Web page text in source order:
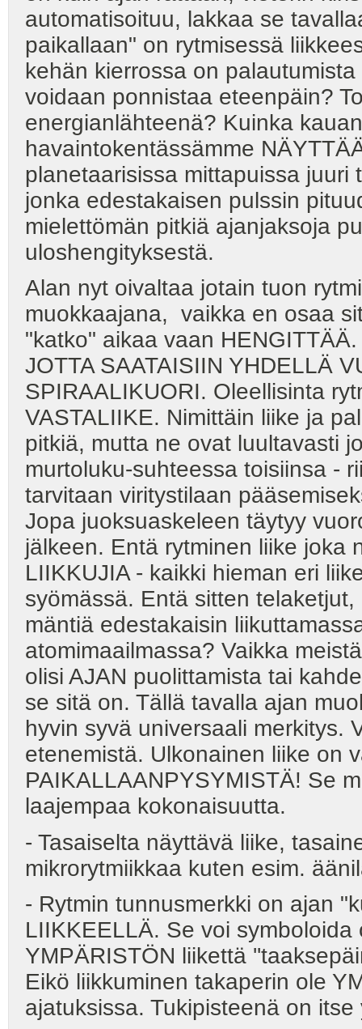
automatisoituu, lakkaa se
paikallaan" on rytmisessä
kehän kierrossa on
voidaan ponnistaa eteenpäin?
energianlähteenä? Kuinka
havaintokentässämme
planetaarisissa mittapuissa juuri
jonka edestakaisen pulssin
mielettömän pitkiä ajanjaksoja
uloshengityksestä.
Alan nyt oivaltaa jotain tuon
muokkaajana, vaikka en osaa
"katko" aikaa vaan
JOTTA SAATAISIIN YHDELLÄ
SPIRAALIKUORI. Oleellisinta
VASTALIIKE. Nimittäin liike ja
pitkiä, mutta ne ovat luultavasti
murtoluku-suhteessa toisiinsa -
tarvitaan viritystilaan
Jopa juoksuaskeleen täytyy
jälkeen. Entä rytminen liike joka
LIIKKUJIA - kaikki hieman eri
syömässä. Entä sitten
mäntiä edestakaisin
atomimaailmassa? Vaikka
olisi AJAN puolittamista tai
se sitä on. Tällä tavalla ajan
hyvin syvä universaali merkitys.
etenemistä. Ulkonainen liike on
PAIKALLAANPYSYMISTÄ! Se
laajempaa kokonaisuutta.
- Tasaiselta näyttävä liike,
mikrorytmiikkaa kuten esim.
- Rytmin tunnusmerkki on ajan
LIIKKEELLÄ. Se voi
YMPÄRISTÖN liikettä
Eikö liikkuminen takaperin ole
ajatuksissa. Tukipisteenä on